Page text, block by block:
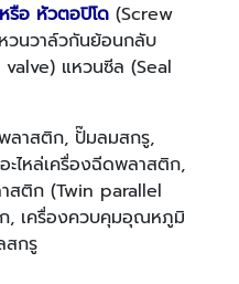
รือ หัวตอปิโด (Screw
วนวาล์วกันย้อนกลับ
แหวนซีล (Seal
ลาสติก, ปั๊มลมสกรู,
ะไหล่เครื่องฉีดพลาสติก,
าสติก (Twin parallel
, เครื่องควบคุมอุณหภูมิ
สกรู